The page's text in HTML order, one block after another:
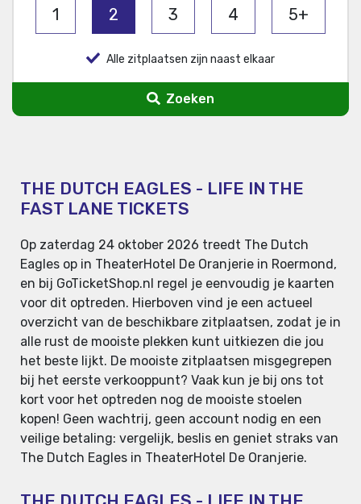
1 2 3 4 5+
Alle zitplaatsen zijn naast elkaar
Zoeken
THE DUTCH EAGLES - LIFE IN THE
FAST LANE TICKETS
Op zaterdag 24 oktober 2026 treedt The Dutch
Eagles op in TheaterHotel De Oranjerie in Roermond,
en bij GoTicketShop.nl regel je eenvoudig je kaarten
voor dit optreden. Hierboven vind je een actueel
overzicht van de beschikbare zitplaatsen, zodat je in
alle rust de mooiste plekken kunt uitkiezen die jou
het beste lijkt. De mooiste zitplaatsen misgegrepen
bij het eerste verkooppunt? Vaak kun je bij ons tot
kort voor het optreden nog de mooiste stoelen
kopen! Geen wachtrij, geen account nodig en een
veilige betaling: vergelijk, beslis en geniet straks van
The Dutch Eagles in TheaterHotel De Oranjerie.